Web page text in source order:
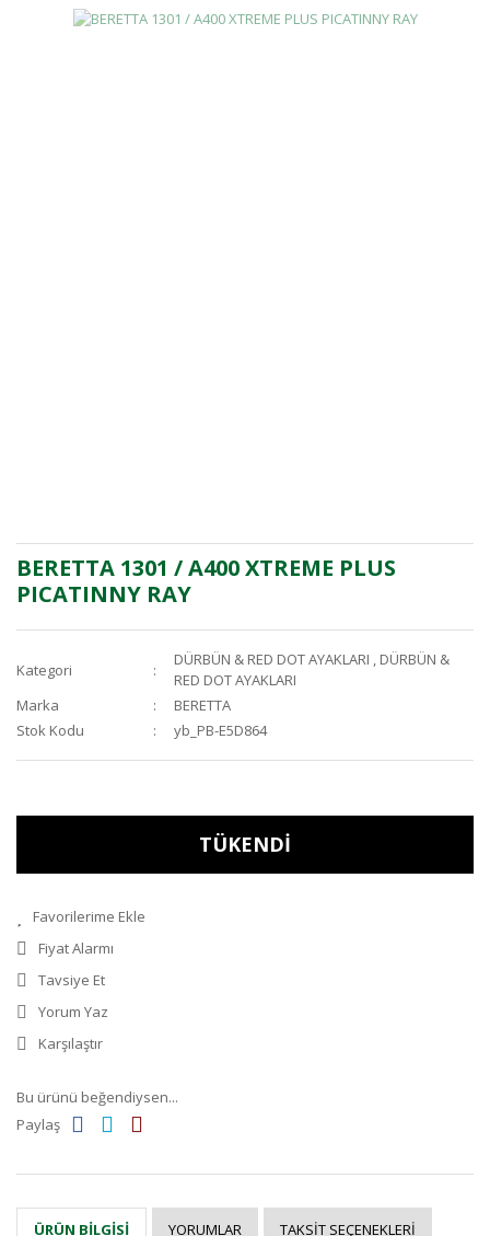
BERETTA 1301 / A400 XTREME PLUS
PICATINNY RAY
Kategori
DÜRBÜN & RED DOT AYAKLARI , DÜRBÜN &
RED DOT AYAKLARI
Marka
BERETTA
Stok Kodu
yb_PB-E5D864
TÜKENDİ
Fiyat Alarmı
Tavsiye Et
Yorum Yaz
Karşılaştır
Bu ürünü beğendiysen...
Paylaş
ÜRÜN BILGISI YORUMLAR TAKSIT SEÇENEKLERI